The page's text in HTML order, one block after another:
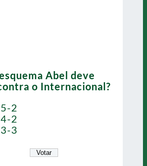
Abel deve
o Internacional?
2
2
3